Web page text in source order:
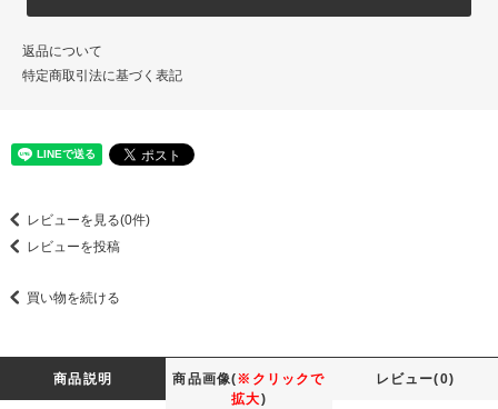
返品について
特定商取引法に基づく表記
レビューを見る(0件)
レビューを投稿
買い物を続ける
商品説明 商品画像(※クリックで
拡大)
レビュー(0)